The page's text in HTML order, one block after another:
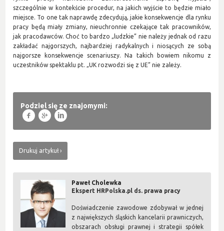
szczególnie w kontekście procedur, na jakich wyjście to będzie miało
miejsce. To one tak naprawdę zdecydują, jakie konsekwencje dla rynku
pracy będą miały zmiany, nieuchronnie czekające tak pracowników,
jak pracodawców. Choć to bardzo „ludzkie” nie należy jednak od razu
zakładać najgorszych, najbardziej radykalnych i niosących ze sobą
najgorsze konsekwencje scenariuszy. Na takich bowiem nikomu z
uczestników spektaklu pt. „UK rozwodzi się z UE” nie zależy.
Podziel się ze znajomymi:
f g l
Drukuj artykuł
Paweł Cholewka
Ekspert HRPolska.pl ds. prawa pracy
Doświadczenie zawodowe zdobywał w jednej
z największych śląskich kancelarii prawniczych,
obszarach obsługi prawnej i strategii spółek